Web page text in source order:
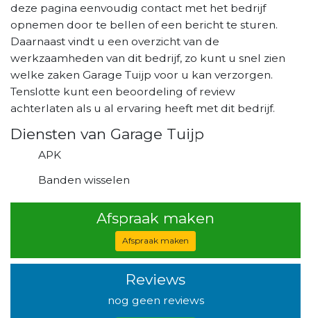
deze pagina eenvoudig contact met het bedrijf
opnemen door te bellen of een bericht te sturen.
Daarnaast vindt u een overzicht van de
werkzaamheden van dit bedrijf, zo kunt u snel zien
welke zaken Garage Tuijp voor u kan verzorgen.
Tenslotte kunt een beoordeling of review
achterlaten als u al ervaring heeft met dit bedrijf.
Diensten van Garage Tuijp
APK
Banden wisselen
Afspraak maken
Afspraak maken
Reviews
nog geen reviews